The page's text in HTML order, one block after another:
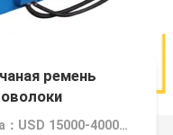
ремень
Цена：USD 15000-40000 Dollar per set